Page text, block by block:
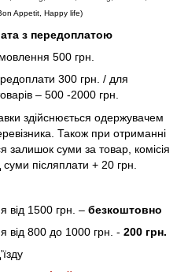
Appetit, Happy life)
з передоплатою
500 грн.
300 грн. / для
– 500 -2000 грн.
здійснюється одержувачем
Також при отриманні
залишок суми за товар, комісія
післяплати + 20 грн.
від 1500 грн. – безкоштовно
від 800 до 1000 грн. - 200 грн.